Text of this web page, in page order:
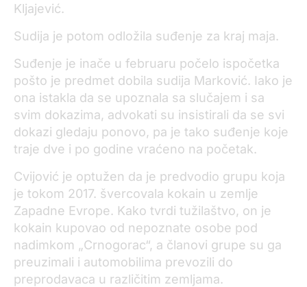
Kljajević.
Sudija je potom odložila suđenje za kraj maja.
Suđenje je inače u februaru počelo ispočetka
pošto je predmet dobila sudija Marković. Iako je
ona istakla da se upoznala sa slučajem i sa
svim dokazima, advokati su insistirali da se svi
dokazi gledaju ponovo, pa je tako suđenje koje
traje dve i po godine vraćeno na početak.
Cvijović je optužen da je predvodio grupu koja
je tokom 2017. švercovala kokain u zemlje
Zapadne Evrope. Kako tvrdi tužilaštvo, on je
kokain kupovao od nepoznate osobe pod
nadimkom „Crnogorac“, a članovi grupe su ga
preuzimali i automobilima prevozili do
preprodavaca u različitim zemljama.